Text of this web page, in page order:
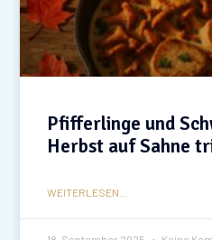
Pfifferlinge und
Herbst auf Sahne
WEITERLESEN...